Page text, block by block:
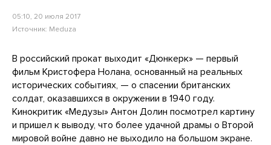
05:10, 20 июля 2017
Источник: Meduza
В российский прокат выходит «Дюнкерк» — первый
фильм Кристофера Нолана, основанный на реальных
исторических событиях, — о спасении британских
солдат, оказавшихся в окружении в 1940 году.
Кинокритик «Медузы» Антон Долин посмотрел картину
и пришел к выводу, что более удачной драмы о Второй
мировой войне давно не выходило на большом экране.